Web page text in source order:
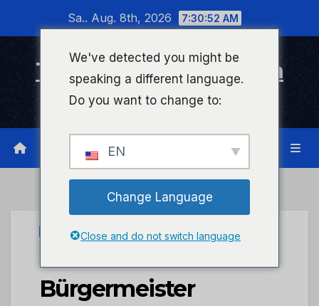
wechseln
Sa.. Aug. 8th, 2026 7:30:53 AM
Timeline Bad Kreuznach
Infonetzwerk für Bad Kreuznach
STADTKREUZNACH
OB Letz und
Bürgermeister
We've detected you might be
speaking a different language.
Do you want to change to:
EN
Change Language
Close and do not switch language